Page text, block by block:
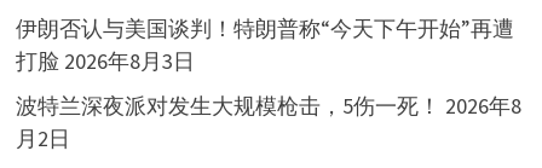
伊朗否认与美国谈判！特朗普称“今天下午开始”再遭
打脸 2026年8月3日
波特兰深夜派对发生大规模枪击，5伤一死！ 2026年8
月2日